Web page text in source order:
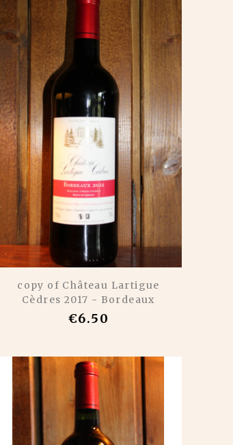
copy of Château Lartigue
Cèdres 2017 - Bordeaux
€6.50